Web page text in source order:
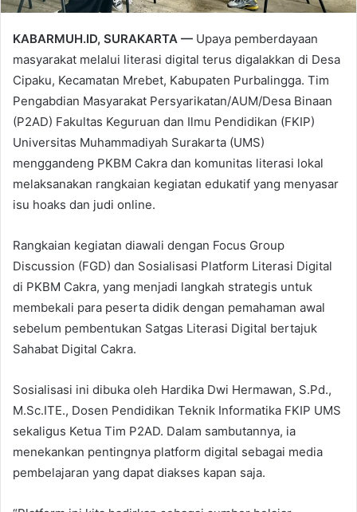
KABARMUH.ID, SURAKARTA — Upaya pemberdayaan
masyarakat melalui literasi digital terus digalakkan di Desa
Cipaku, Kecamatan Mrebet, Kabupaten Purbalingga. Tim
Pengabdian Masyarakat Persyarikatan/AUM/Desa Binaan
(P2AD) Fakultas Keguruan dan Ilmu Pendidikan (FKIP)
Universitas Muhammadiyah Surakarta (UMS)
menggandeng PKBM Cakra dan komunitas literasi lokal
melaksanakan rangkaian kegiatan edukatif yang menyasar
isu hoaks dan judi online.
Rangkaian kegiatan diawali dengan Focus Group
Discussion (FGD) dan Sosialisasi Platform Literasi Digital
di PKBM Cakra, yang menjadi langkah strategis untuk
membekali para peserta didik dengan pemahaman awal
sebelum pembentukan Satgas Literasi Digital bertajuk
Sahabat Digital Cakra.
Sosialisasi ini dibuka oleh Hardika Dwi Hermawan, S.Pd.,
M.Sc.ITE., Dosen Pendidikan Teknik Informatika FKIP UMS
sekaligus Ketua Tim P2AD. Dalam sambutannya, ia
menekankan pentingnya platform digital sebagai media
pembelajaran yang dapat diakses kapan saja.